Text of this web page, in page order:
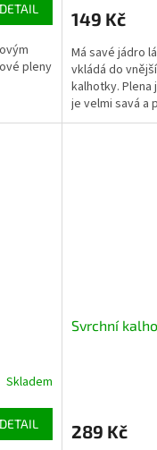
DETAIL
pleny
149 Kč
Má savé jádro
vkládá do
kalhotky. Plena
je velmi savá a
Skladem
DETAIL
Svrchní
289 Kč